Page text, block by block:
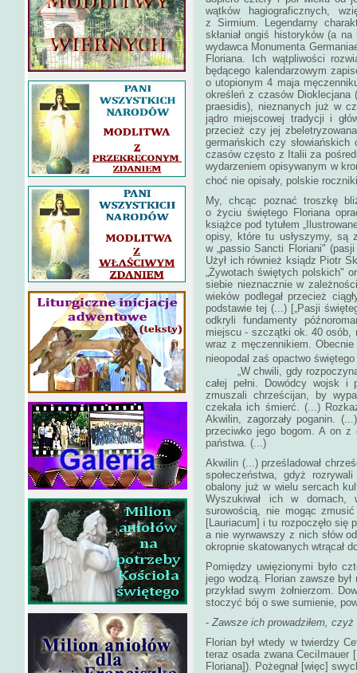
wątków hagiograficznych,
z Sirmium. Legendarny
skłaniał ongiś historyków (a
wydawca Monumenta
Floriana. Ich wątpliwości
będącego kalendarzowym
o utopionym 4 maja
określeń z czasów Dioklecjana
praesidis), nieznanych już w
jądro miejscowej tradycji i
przecież czy jej
germańskich czy
czasów często z Italii za
wydarzeniem opisywanym w
choć nie opisały, polskie roczniki
My, chcąc poznać troszkę
o życiu świętego Floriana
książce pod tytułem
opisy, które tu usłyszymy, są
w „passio Sancti Floriani"
Użył ich również ksiądz Piotr
„Żywotach świętych polskich"
siebie nieznacznie w
wieków podlegał przecież
podstawie tej (...) [„Pasji
odkryli fundamenty
miejscu - szczątki ok. 40 osób,
wraz z męczennikiem.
nieopodal zaś opactwo
„W chwili, gdy rozpoczyna
całej pełni. Dowódcy wojsk i
zmuszali chrześcijan, by
czekała ich śmierć. (...)
Akwilin, zagorzały poganin.
przeciwko jego bogom. A on z
państwa. (...)
Akwilin (...) prześladował
społeczeństwa, gdyż
obalony już w wielu sercach
Wyszukiwał ich w domach,
surowością, nie mogąc
[Lauriacum] i tu rozpoczęło się
a nie wyrwawszy z nich słów
okropnie skatowanych wtrącał
Pomiędzy uwięzionymi było
jego wodzą. Florian zawsze
przykład swym żołnierzom.
stoczyć bój o swe sumienie,
- Zawsze ich prowadziłem,
Florian był wtedy w twierdzy
teraz osada zwana CeciImauer
Floriana]). Pożegnał [więc]